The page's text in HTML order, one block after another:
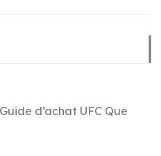
d’achat UFC Que